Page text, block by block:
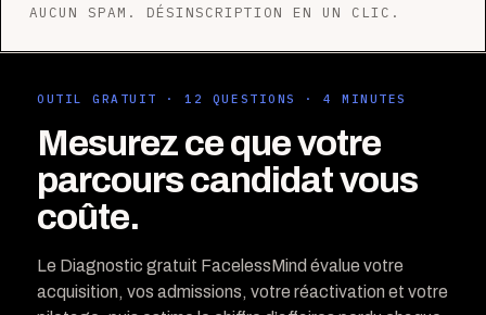
AUCUN SPAM. DÉSINSCRIPTION EN UN CLIC.
OUTIL GRATUIT · 12 QUESTIONS · 4 MINUTES
Mesurez ce que votre
parcours candidat vous
coûte.
Le Diagnostic gratuit FacelessMind évalue votre
acquisition, vos admissions, votre réactivation et votre